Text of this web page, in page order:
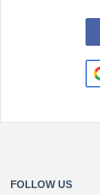
FOLLOW US